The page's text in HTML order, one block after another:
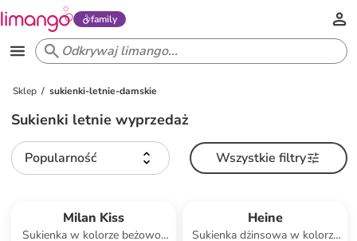
family
Sklep sukienki-letnie-damskie
Sukienki letnie wyprzedaż
Popularność Wszystkie filtry
Milan Kiss
Sukienka w kolorze beżowo-
Heine
Sukienka dżinsowa w kolorze